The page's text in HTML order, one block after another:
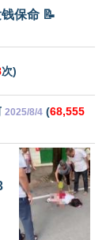
保命 📝
次)
2025/8/4 (68,555